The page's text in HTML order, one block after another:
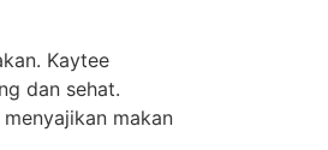
Kaytee
dan sehat.
makan